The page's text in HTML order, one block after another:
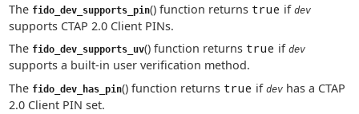
The fido_dev_supports_pin() function returns true if dev
supports CTAP 2.0 Client PINs.
The fido_dev_supports_uv() function returns true if dev
supports a built-in user verification method.
The fido_dev_has_pin() function returns true if devhas a CTAP
2.0 Client PIN set.